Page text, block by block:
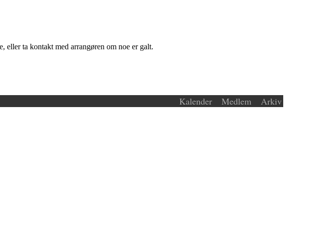
eller ta kontakt med arrangøren om noe er galt.
Kalender Medlem Arkiv